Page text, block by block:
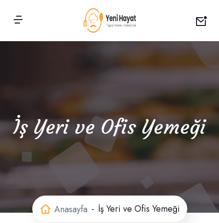
İş Yeri ve Ofis Yemeği
Anasayfa İş Yeri ve Ofis Yemeği